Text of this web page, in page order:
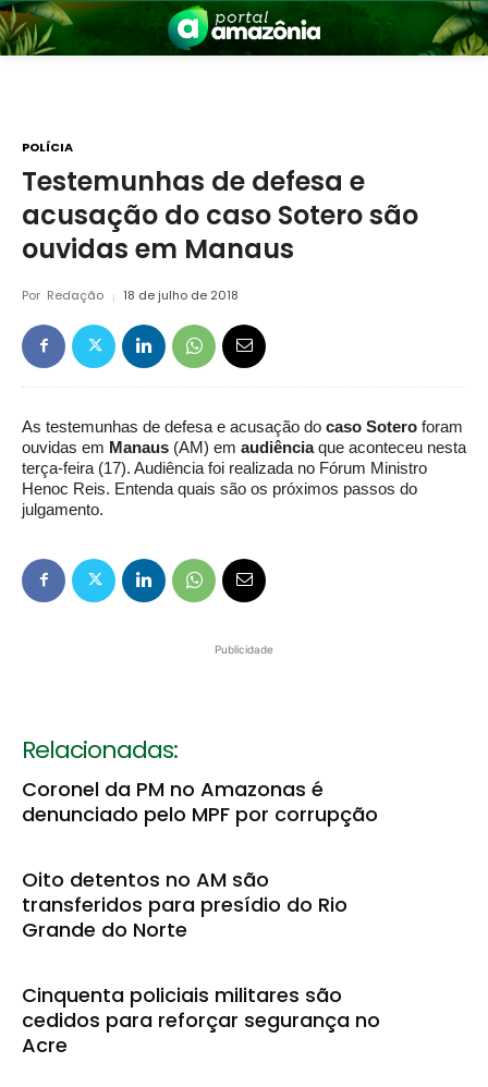
Amazônia
POLÍCIA
Testemunhas de defesa e
acusação do caso Sotero são
ouvidas em Manaus
Por Redação 18 de julho de 2018
As testemunhas de defesa e acusação do caso Sotero foram
ouvidas em Manaus (AM) em audiênciaque aconteceu nesta
terça-feira (17). Audiência foi realizada no Fórum Ministro
Henoc Reis. Entenda quais são os próximos passos do
julgamento.
Publicidade
Relacionadas:
Coronel da PM no Amazonas é
denunciado pelo MPF por corrupção
Oito detentos no AM são
transferidos para presídio do Rio
Grande do Norte
Cinquenta policiais militares são
cedidos para reforçar segurança no
Acre